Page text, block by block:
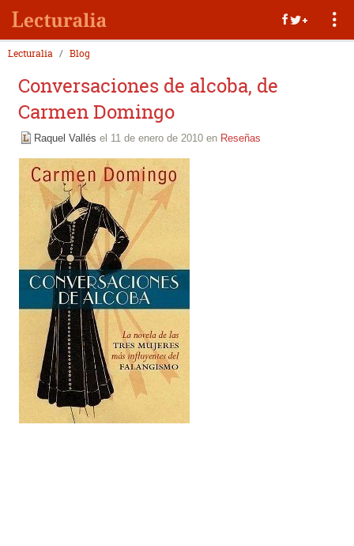
Lecturalia Blog
Conversaciones de alcoba, de
Carmen Domingo
Raquel Vallés el 11 de enero de 2010 en Reseñas